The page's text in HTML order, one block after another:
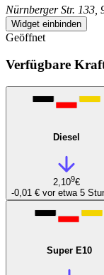
Nürnberger Str. 133,
Widget einbinden
Geöffnet
Verfügbare
Diesel
2,109€
-0,01 € vor etwa 5
Super E10